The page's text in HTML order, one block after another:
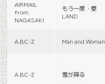
AIRMAIL
from
NAGASAKI
もう一度・愛
LAND
A.B.C-Z Man and Woman
A.B.C-Z 雪が降る